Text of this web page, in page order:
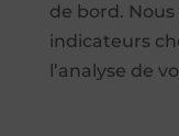
de bord. Nous
indicateurs
l’analyse de